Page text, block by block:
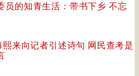
员的知青生活：带书下乡 不忘
熙来向记者引述诗句 网民查考是